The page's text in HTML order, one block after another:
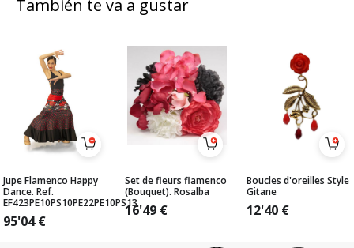
También te va a gustar
Jupe Flamenco Happy
Dance. Ref.
EF423PE10PS10PE22PE10PS13
95'04€
Set de fleurs flamenco
(Bouquet). Rosalba
16'49 €
Boucles d'oreilles Style
Gitane
12'40 €